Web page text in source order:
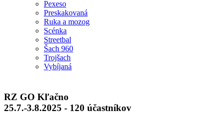
Pexeso
Preskakovaná
Ruka a mozog
Scénka
Streetbal
Šach 960
Trojšach
Vybíjaná
RZ GO Kľačno
25.7.-3.8.2025 - 120 účastníkov